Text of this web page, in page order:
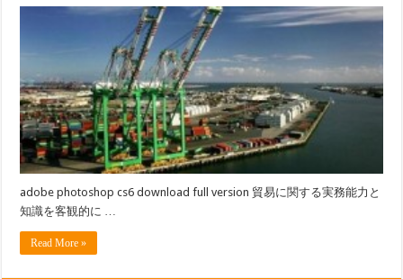
務
検
定
は
adobe photoshop cs6 download full version 貿易に関する実務能力と
知識を客観的に …
Read More »